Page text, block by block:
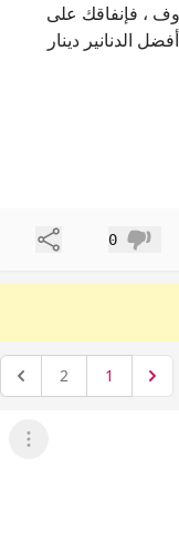
، فإنفاقك على
الدنانير دينار
عدم إعجاب
0 مشاركة
1
2
عرض